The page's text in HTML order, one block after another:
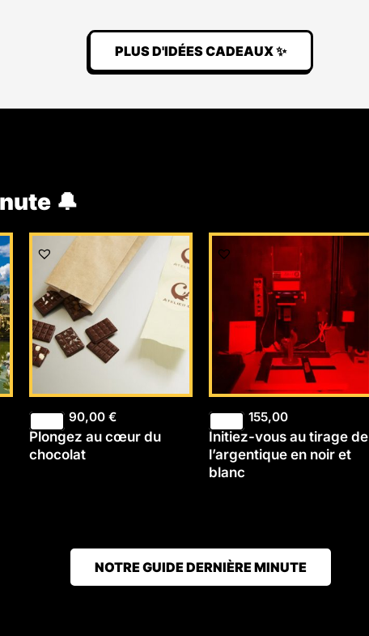
PLUS D'IDÉES CADEAUX ✨
🔔
90,00 €
Plongez au cœur du
chocolat
155,00
Initiez-vous au tirage de
l’argentique en noir et
blanc
NOTRE GUIDE DERNIÈRE MINUTE